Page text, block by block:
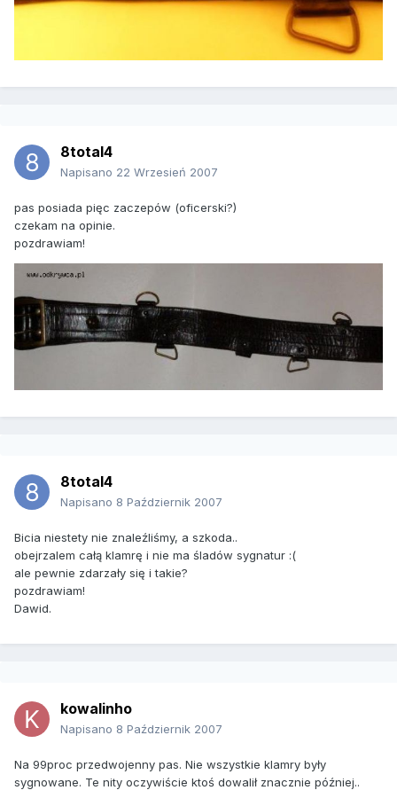
8total4
Napisano 22 Wrzesień 2007
pas posiada pięc zaczepów (oficerski?)
czekam na opinie.
pozdrawiam!
8total4
Napisano 8 Październik 2007
Bicia niestety nie znaleźliśmy, a szkoda..
obejrzalem całą klamrę i nie ma śladów sygnatur :(
ale pewnie zdarzały się i takie?
pozdrawiam!
Dawid.
kowalinho
Napisano 8 Październik 2007
Na 99proc przedwojenny pas. Nie wszystkie klamry były
sygnowane. Te nity oczywiście ktoś dowalił znacznie później..